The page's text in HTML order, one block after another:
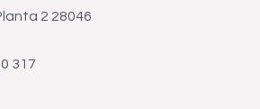
2 28046
317